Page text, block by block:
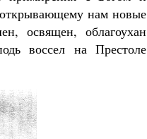
нам новые
освящен, облагоухан
воссел на Престоле